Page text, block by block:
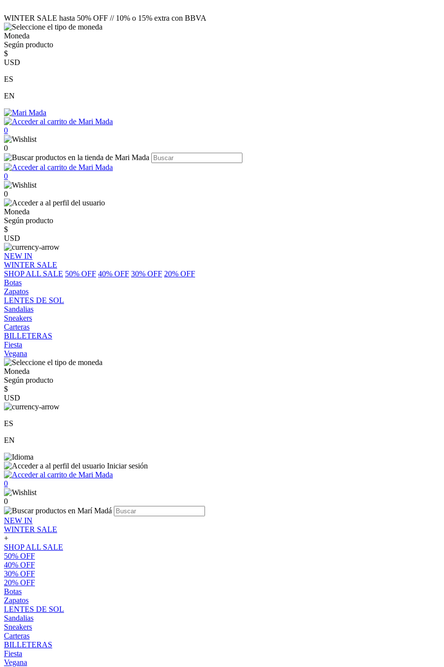
WINTER SALE hasta 50% OFF // 10% o 15% extra con BBVA
Moneda
Según producto
$
USD
ES
EN
0
0
0
0
Moneda
Según producto
$
USD
NEW IN
WINTER SALE
SHOP ALL SALE 50% OFF 40% OFF 30% OFF 20% OFF
Botas
Zapatos
LENTES DE SOL
Sandalias
Sneakers
Carteras
BILLETERAS
Fiesta
Vegana
Moneda
Según producto
$
USD
ES
EN
Iniciar sesión
0
0
NEW IN
WINTER SALE
+
SHOP ALL SALE
50% OFF
40% OFF
30% OFF
20% OFF
Botas
Zapatos
LENTES DE SOL
Sandalias
Sneakers
Carteras
BILLETERAS
Fiesta
Vegana